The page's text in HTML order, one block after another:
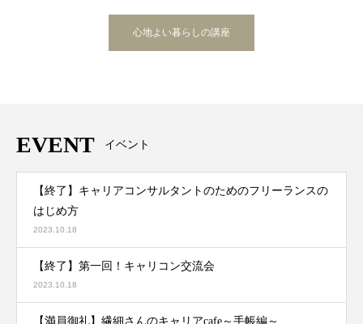
心地よい暮らしの講座
EVENT イベント
【終了】キャリアコンサルタントのためのフリーランスの
はじめ方
2023.10.18
【終了】第一回！キャリコン交流会
2023.10.18
【満員御礼】繊細さんのキャリアcafe～手帳編～